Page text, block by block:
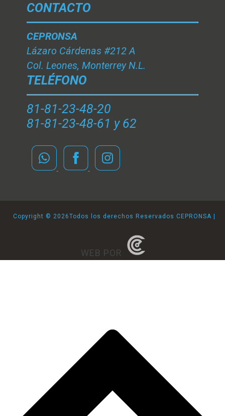
CONTACTO
CEPRONSA
Lázaro Cárdenas #212 A
Col. Leones, Monterrey N.L.
TELÉFONO
81-81-23-48-20
81-81-23-48-61 y 62
Copyright © 2026Todos los derechos Reservados CEPRONSA |
WEB POR